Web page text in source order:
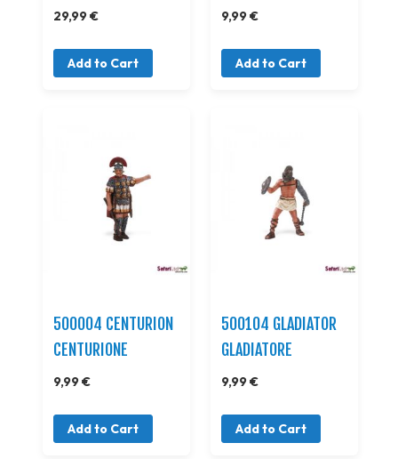
29,99 €
Add to Cart
9,99 €
Add to Cart
500004 CENTURION
CENTURIONE
9,99 €
Add to Cart
500104 GLADIATOR
GLADIATORE
9,99 €
Add to Cart